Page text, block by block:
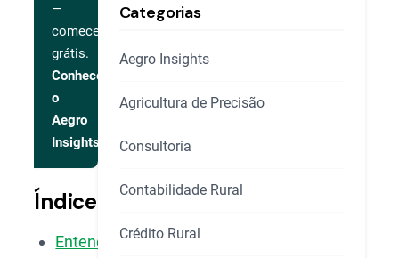
—
comece
grátis.
Conhecer
o
Aegro
Insights
Índice
Entendendo
Categorias
Aegro Insights
Agricultura de Precisão
Consultoria
Contabilidade Rural
Crédito Rural